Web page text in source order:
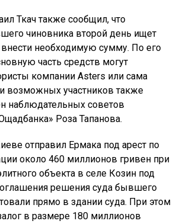
Ткач также сообщил, что
чиновника второй день ищет
внести необходимую сумму. По его
часть средств могут
компании Asters или сама
возможных участников также
наблюдательных советов
Роза Тапанова.
отправил Ермака под арест по
около 460 миллионов гривен при
объекта в селе Козин под
решения суда бывшего
прямо в здании суда. При этом
в размере 180 миллионов